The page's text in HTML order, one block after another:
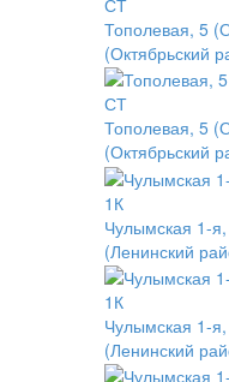
Тополевая, 5
(Октябрьский
СТ
Тополевая, 5
(Октябрьский
1К
Чулымская 1-
(Ленинский
1К
Чулымская 1-
(Ленинский